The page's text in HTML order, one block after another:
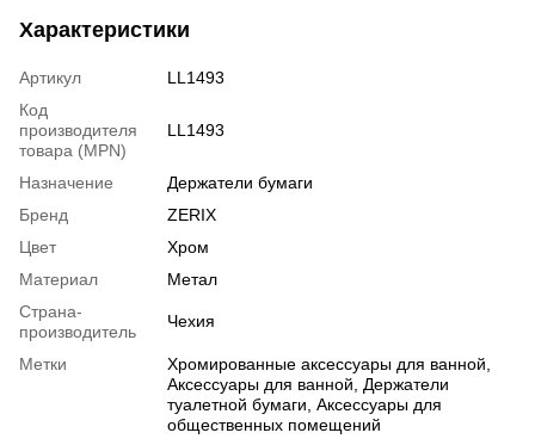
Характеристики
Артикул
LL1493
Код
производителя
товара (MPN)
LL1493
Назначение
Держатели бумаги
Бренд
ZERIX
Цвет
Хром
Материал
Метал
Страна-
производитель
Чехия
Метки
Хромированные аксессуары для ванной,
Аксессуары для ванной, Держатели
туалетной бумаги, Аксессуары для
общественных помещений